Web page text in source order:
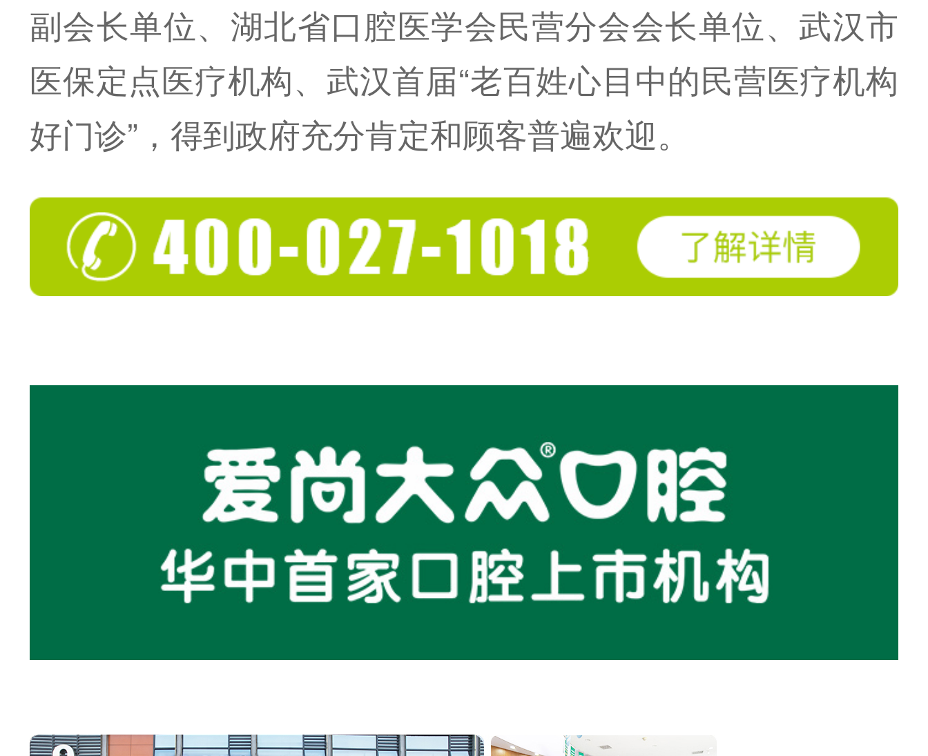
副会长单位、湖北省口腔医学会民营分会会长单位、武汉市
医保定点医疗机构、武汉首届“老百姓心目中的民营医疗机构
好门诊”，得到政府充分肯定和顾客普遍欢迎。